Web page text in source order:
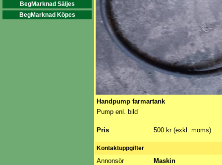
BegMarknad Säljes
BegMarknad Köpes
Handpump farmartank
Pump enl. bild
Pris 500 kr (exkl. moms)
Kontaktuppgifter
Annonsör
Maskin